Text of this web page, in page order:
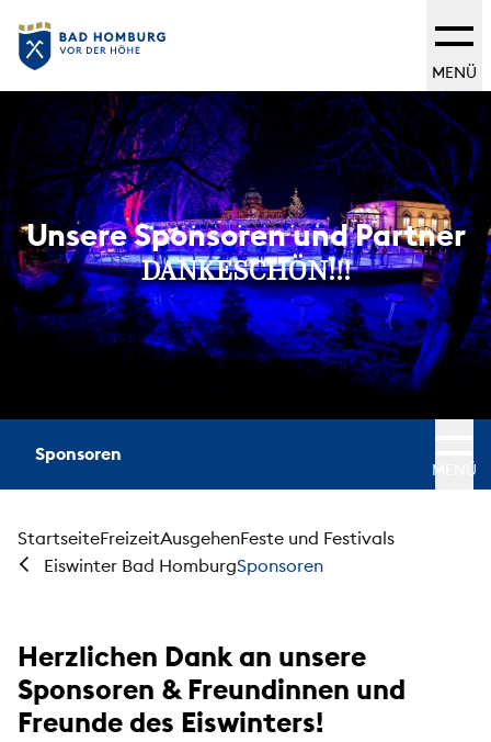
MENÜ
Unsere Sponsoren und Partner
DANKESCHÖN!!!
Sponsoren
MENÜ
StartseiteFreizeitAusgehenFeste und Festivals
Eiswinter Bad HomburgSponsoren
Herzlichen Dank an unsere
Sponsoren & Freundinnen und
Freunde des Eiswinters!